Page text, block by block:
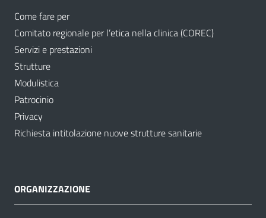
Come fare per
Comitato regionale per l’etica nella clinica (COREC)
Servizi e prestazioni
Strutture
Modulistica
Patrocinio
Privacy
Richiesta intitolazione nuove strutture sanitarie
ORGANIZZAZIONE